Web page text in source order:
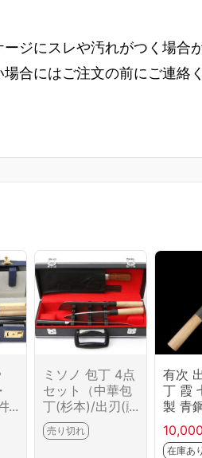
ージにスレや汚れがつく場合
場合にはご注文の前にご連絡
ミソノ 包丁 4点
セット（中華包
丁(杉本)/出刃(藤
次郎)/薄刃(藤次
郎)/牛刀） CA0
売り切れ
有次
丁 霞
製 青
柄
-2L1D
在庫あり